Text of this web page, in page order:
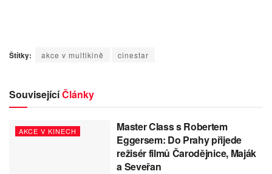
Štítky: akce v multikině cinestar
SouvisejícíČlánky
AKCE V KINECH
Master Class s Robertem
Eggersem: Do Prahy přijede
režisér filmů Čarodějnice, Maják
a Seveřan